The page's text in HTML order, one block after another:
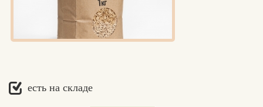
есть на складе